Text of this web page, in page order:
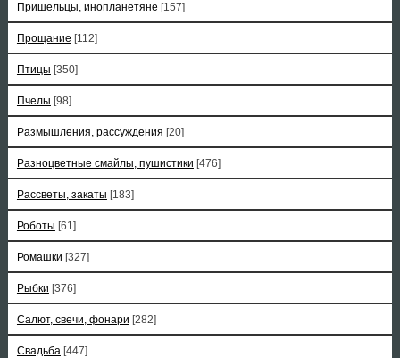
Пришельцы, инопланетяне [157]
Прощание [112]
Птицы [350]
Пчелы [98]
Размышления, рассуждения [20]
Разноцветные смайлы, пушистики [476]
Рассветы, закаты [183]
Роботы [61]
Ромашки [327]
Рыбки [376]
Салют, свечи, фонари [282]
Свадьба [447]